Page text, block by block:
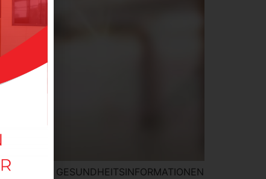
GESUNDHEITSINFORMATIONEN